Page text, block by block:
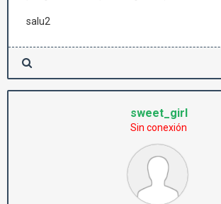
salu2
sweet_girl
Sin conexión